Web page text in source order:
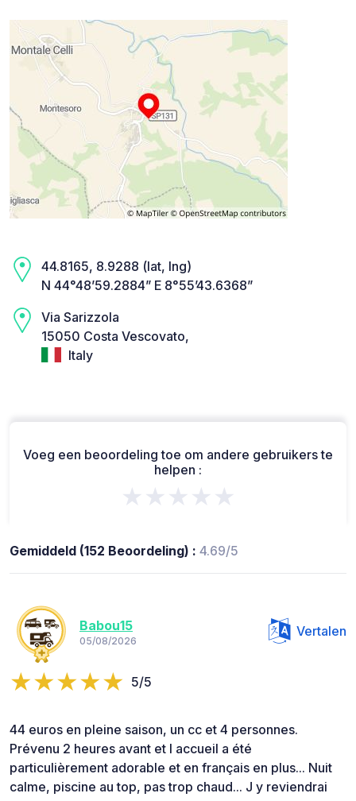
44.8165, 8.9288 (lat, lng)
N 44°48’59.2884” E 8°55’43.6368”
Via Sarizzola
15050 Costa Vescovato,
Italy
Voeg een beoordeling toe om andere gebruikers te
helpen :
★★★★★
Gemiddeld (152 Beoordeling) : 4.69/5
Babou15
05/08/2026
Vertalen
5/5
44 euros en pleine saison, un cc et 4 personnes.
Prévenu 2 heures avant et l accueil a été
particulièrement adorable et en français en plus... Nuit
calme, piscine au top, pas trop chaud... J y reviendrai